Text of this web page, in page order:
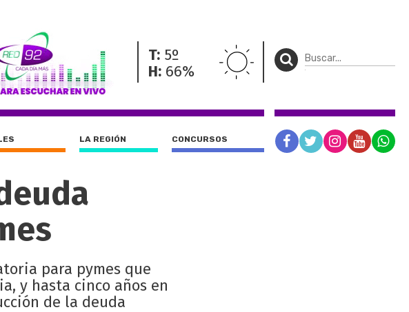
T: 5º
H: 66%
LA REGIÓN CONCURSOS
para pymes que
y hasta cinco años en
de la deuda